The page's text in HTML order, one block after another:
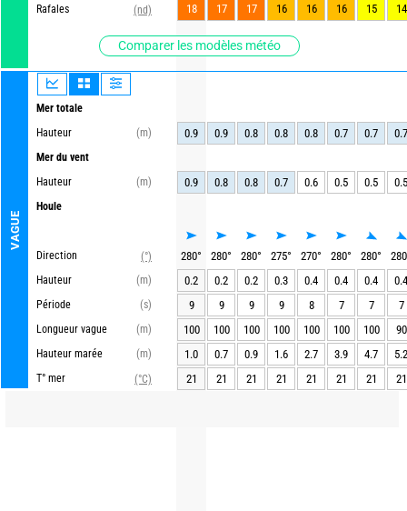
Rafales
(nd)
Comparer les modèles météo
VAGUE
Mer totale
Hauteur
(m)
Mer du vent
Hauteur
(m)
Houle
Direction
(°)
Hauteur
(m)
Période
(s)
Longueur vague
(m)
Hauteur marée
(m)
T° mer
(°C)
18
17 17 16 16 16 15 14
0.9 0.9 0.8 0.8 0.8 0.7 0.7 0.7
0.9 0.8 0.8 0.7 0.6 0.5 0.5 0.5
280° 280° 280° 275° 270° 280° 280°
280
0.2
0.2 0.2 0.3 0.4 0.4 0.4
0.4
9
9 9 9 8 7 7
7
100
100 100 100 100 100 100
90
1.0
0.7 0.9 1.6 2.7 3.9 4.7
5.2
21
21 21 21 21 21 21 21